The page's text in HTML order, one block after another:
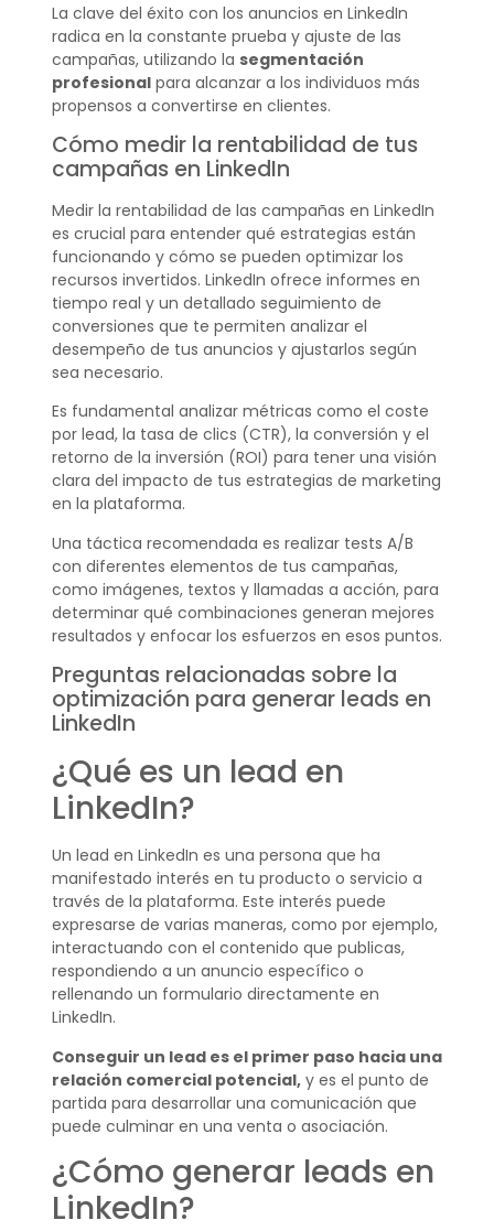
La clave del éxito con los anuncios en LinkedIn
radica en la constante prueba y ajuste de las
campañas, utilizando la segmentación
profesionalpara alcanzar a los individuos más
propensos a convertirse en clientes.
Cómo medir la rentabilidad de tus
campañas en LinkedIn
Medir la rentabilidad de las campañas en LinkedIn
es crucial para entender qué estrategias están
funcionando y cómo se pueden optimizar los
recursos invertidos. LinkedIn ofrece informes en
tiempo real y un detallado seguimiento de
conversiones que te permiten analizar el
desempeño de tus anuncios y ajustarlos según
sea necesario.
Es fundamental analizar métricas como el coste
por lead, la tasa de clics (CTR), la conversión y el
retorno de la inversión (ROI) para tener una visión
clara del impacto de tus estrategias de marketing
en la plataforma.
Una táctica recomendada es realizar tests A/B
con diferentes elementos de tus campañas,
como imágenes, textos y llamadas a acción, para
determinar qué combinaciones generan mejores
resultados y enfocar los esfuerzos en esos puntos.
Preguntas relacionadas sobre la
optimización para generar leads en
LinkedIn
¿Qué es un lead en
LinkedIn?
Un lead en LinkedIn es una persona que ha
manifestado interés en tu producto o servicio a
través de la plataforma. Este interés puede
expresarse de varias maneras, como por ejemplo,
interactuando con el contenido que publicas,
respondiendo a un anuncio específico o
rellenando un formulario directamente en
LinkedIn.
Conseguir un lead es el primer paso hacia una
relación comercial potencial,y es el punto de
partida para desarrollar una comunicación que
puede culminar en una venta o asociación.
¿Cómo generar leads en
LinkedIn?